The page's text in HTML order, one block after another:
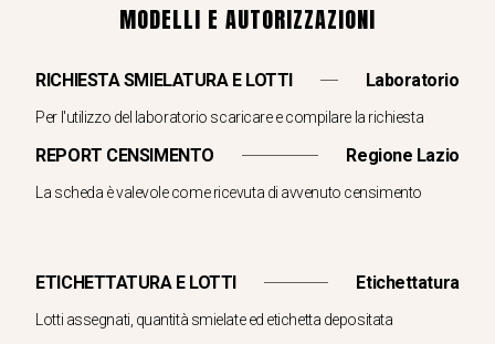
MODELLI E AUTORIZZAZIONI
RICHIESTA SMIELATURA E LOTTI Laboratorio
Per l'utilizzo del laboratorio scaricare e compilare la richiesta
REPORT CENSIMENTO Regione Lazio
La scheda è valevole come ricevuta di avvenuto censimento
ETICHETTATURA E LOTTI Etichettatura
Lotti assegnati, quantità smielate ed etichetta depositata